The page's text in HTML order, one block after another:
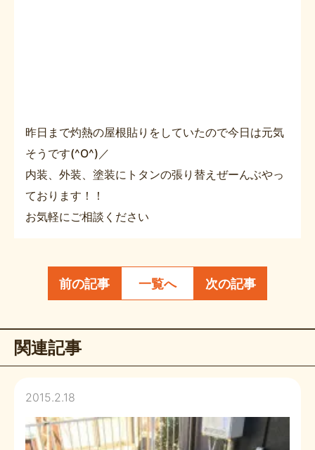
昨日まで灼熱の屋根貼りをしていたので今日は元気
そうです(^O^)／
内装、外装、塗装にトタンの張り替えぜーんぶやっ
ております！！
お気軽にご相談ください
前の記事 一覧へ 次の記事
関連記事
2015.2.18